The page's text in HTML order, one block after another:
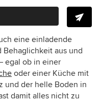
eine einladende
Behaglichkeit aus und
egal ob in einer
oder einer Küche mit
und der helle Boden in
damit alles nicht zu